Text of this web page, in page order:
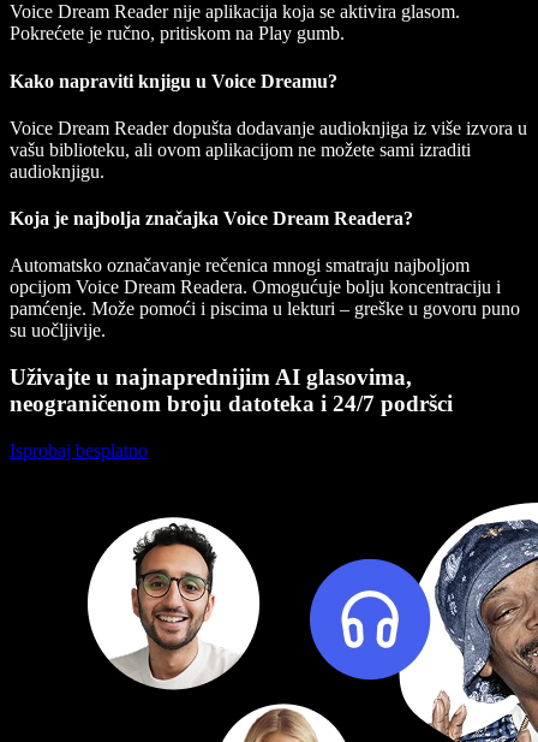
Voice Dream Reader nije aplikacija koja se aktivira glasom.
Pokrećete je ručno, pritiskom na Play gumb.
Kako napraviti knjigu u Voice Dreamu?
Voice Dream Reader dopušta dodavanje audioknjiga iz više izvora u
vašu biblioteku, ali ovom aplikacijom ne možete sami izraditi
audioknjigu.
Koja je najbolja značajka Voice Dream Readera?
Automatsko označavanje rečenica mnogi smatraju najboljom
opcijom Voice Dream Readera. Omogućuje bolju koncentraciju i
pamćenje. Može pomoći i piscima u lekturi – greške u govoru puno
su uočljivije.
Uživajte u najnaprednijim AI glasovima,
neograničenom broju datoteka i 24/7 podršci
Isprobaj besplatno